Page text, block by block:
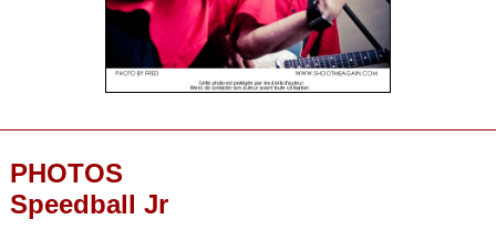
PHOTOS
Speedball Jr